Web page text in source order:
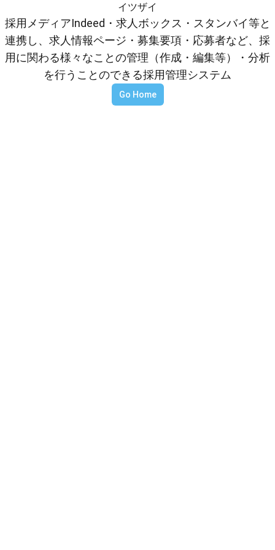
イツザイ
採用メディアIndeed・求人ボックス・スタンバイ等と
連携し、求人情報ページ・募集要項・応募者など、採
用に関わる様々なことの管理（作成・編集等）・分析
を行うことのできる採用管理システム
Go Home